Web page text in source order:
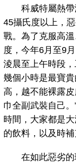
科威特屬熱帶
45攝氏度以上，
戰。為了克服高
度，今年6月至9
淩晨至上午時段
幾個小時是最寶
高，越不能裸露
巾全副武裝自己
時間，大家都是
的飲料，以及時
在如此惡劣的